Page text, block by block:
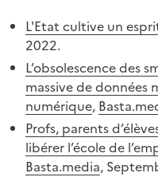
L'Etat cultive un
2022.
L’obsolescence des
massive de données
numérique,
Profs, parents
libérer l’école de
Basta.media,